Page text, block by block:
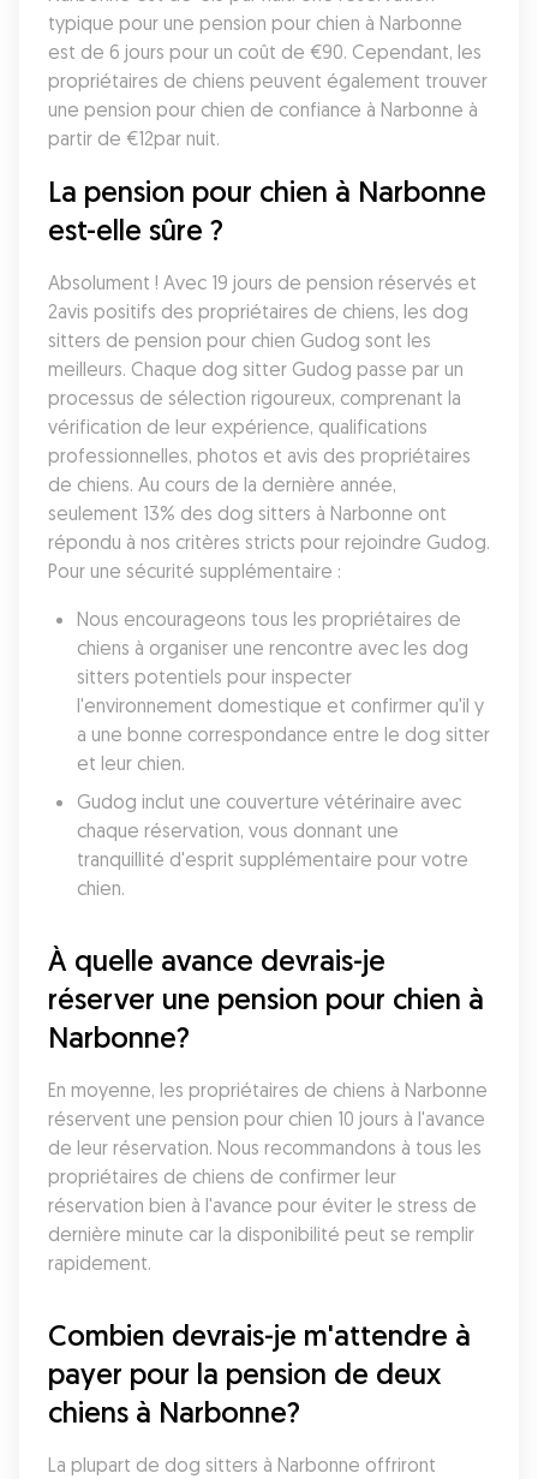
typique pour une pension pour chien à Narbonne
est de 6 jours pour un coût de €90. Cependant, les
propriétaires de chiens peuvent également trouver
une pension pour chien de confiance à Narbonne à
partir de €12par nuit.
La pension pour chien à Narbonne
est-elle sûre ?
Absolument ! Avec 19 jours de pension réservés et
2avis positifs des propriétaires de chiens, les dog
sitters de pension pour chien Gudog sont les
meilleurs. Chaque dog sitter Gudog passe par un
processus de sélection rigoureux, comprenant la
vérification de leur expérience, qualifications
professionnelles, photos et avis des propriétaires
de chiens. Au cours de la dernière année,
seulement 13% des dog sitters à Narbonne ont
répondu à nos critères stricts pour rejoindre Gudog.
Pour une sécurité supplémentaire :
Nous encourageons tous les propriétaires de
chiens à organiser une rencontre avec les dog
sitters potentiels pour inspecter
l'environnement domestique et confirmer qu'il y
a une bonne correspondance entre le dog sitter
et leur chien.
Gudog inclut une couverture vétérinaire avec
chaque réservation, vous donnant une
tranquillité d'esprit supplémentaire pour votre
chien.
À quelle avance devrais-je
réserver une pension pour chien à
Narbonne?
En moyenne, les propriétaires de chiens à Narbonne
réservent une pension pour chien 10 jours à l'avance
de leur réservation. Nous recommandons à tous les
propriétaires de chiens de confirmer leur
réservation bien à l'avance pour éviter le stress de
dernière minute car la disponibilité peut se remplir
rapidement.
Combien devrais-je m'attendre à
payer pour la pension de deux
chiens à Narbonne?
La plupart de dog sitters à Narbonne offriront